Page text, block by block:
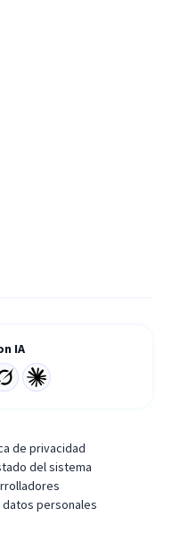
IA
de privacidad
del sistema
personales